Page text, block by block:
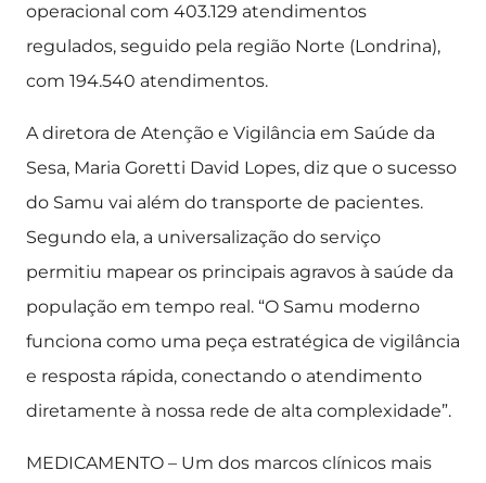
operacional com 403.129 atendimentos
regulados, seguido pela região Norte (Londrina),
com 194.540 atendimentos.
A diretora de Atenção e Vigilância em Saúde da
Sesa, Maria Goretti David Lopes, diz que o sucesso
do Samu vai além do transporte de pacientes.
Segundo ela, a universalização do serviço
permitiu mapear os principais agravos à saúde da
população em tempo real. “O Samu moderno
funciona como uma peça estratégica de vigilância
e resposta rápida, conectando o atendimento
diretamente à nossa rede de alta complexidade”.
MEDICAMENTO – Um dos marcos clínicos mais